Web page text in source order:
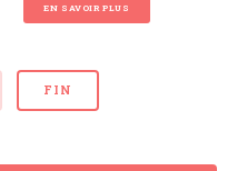
EN SAVOIR PLUS
FIN